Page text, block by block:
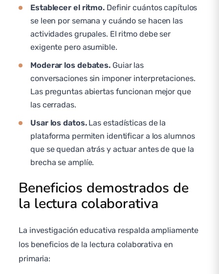
Establecer el ritmo. Definir cuántos capítulos
se leen por semana y cuándo se hacen las
actividades grupales. El ritmo debe ser
exigente pero asumible.
Moderar los debates. Guiar las
conversaciones sin imponer interpretaciones.
Las preguntas abiertas funcionan mejor que
las cerradas.
Usar los datos.Las estadísticas de la
plataforma permiten identificar a los alumnos
que se quedan atrás y actuar antes de que la
brecha se amplíe.
Beneficios demostrados de
la lectura colaborativa
La investigación educativa respalda ampliamente
los beneficios de la lectura colaborativa en
primaria: